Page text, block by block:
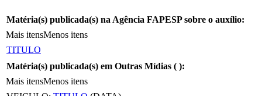
Matéria(s) publicada(s) na Agência FAPESP sobre o auxílio:
Mais itensMenos itens
TITULO
Matéria(s) publicada(s) em Outras Mídias ( ):
Mais itensMenos itens